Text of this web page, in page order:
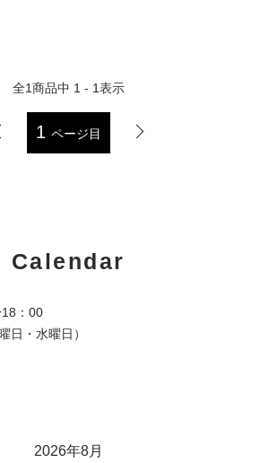
全1商品中 1 - 1表示
1 ページ目
Calendar
：00
日・水曜日）
2026年8月